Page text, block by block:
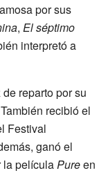
por sus
, El séptimo
interpretó a
reparto por su
recibió el
Festival
ganó el
la películaPureen